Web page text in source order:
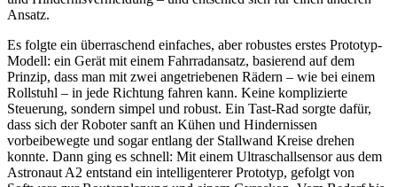
Ansatz.
Es folgte ein überraschend einfaches, aber robustes erstes Prototyp-
Modell: ein Gerät mit einem Fahrradansatz, basierend auf dem
Prinzip, dass man mit zwei angetriebenen Rädern – wie bei einem
Rollstuhl – in jede Richtung fahren kann. Keine komplizierte
Steuerung, sondern simpel und robust. Ein Tast-Rad sorgte dafür,
dass sich der Roboter sanft an Kühen und Hindernissen
vorbeibewegte und sogar entlang der Stallwand Kreise drehen
konnte. Dann ging es schnell: Mit einem Ultraschallsensor aus dem
Astronaut A2 entstand ein intelligenterer Prototyp, gefolgt von